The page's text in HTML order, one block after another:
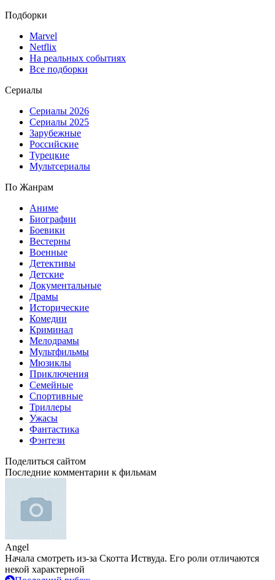
Подборки
Marvel
Netflix
На реальных событиях
Все подборки
Сериалы
Сериалы 2026
Сериалы 2025
Зарубежные
Российские
Турецкие
Мультсериалы
По Жанрам
Аниме
Биографии
Боевики
Вестерны
Военные
Детективы
Детские
Документальные
Драмы
Исторические
Комедии
Криминал
Мелодрамы
Мультфильмы
Мюзиклы
Приключения
Семейные
Спортивные
Триллеры
Ужасы
Фантастика
Фэнтези
Поделиться сайтом
Последние комментарии к фильмам
Angel
Начала смотреть из-за Скотта Иствуда. Его роли отличаются
некой характерной